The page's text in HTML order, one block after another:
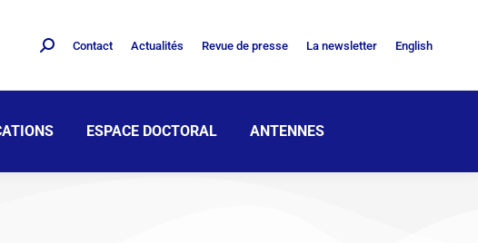
Contact Actualités Revue de presse La newsletter English
ESPACE DOCTORAL ANTENNES